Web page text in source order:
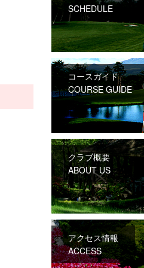
SCHEDULE
コースガイド
COURSE GUIDE
クラブ概要
ABOUT US
アクセス情報
ACCESS